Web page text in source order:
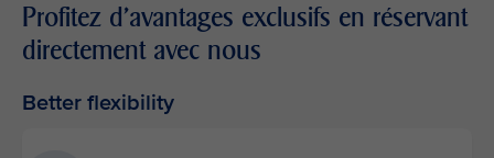
Profitez d’avantages exclusifs en réservant
directement avec nous
Better flexibility